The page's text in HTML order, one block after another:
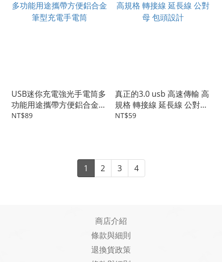
USB迷你充電強光手電筒多
功能用途攜帶方便鋁合金筆
型充電手電筒
NT$89
真正的3.0 usb 高速傳輸 高
規格 轉接線 延長線 公對母
包頭設計
NT$59
1 2 3 4
商店介紹
條款與細則
退換貨政策